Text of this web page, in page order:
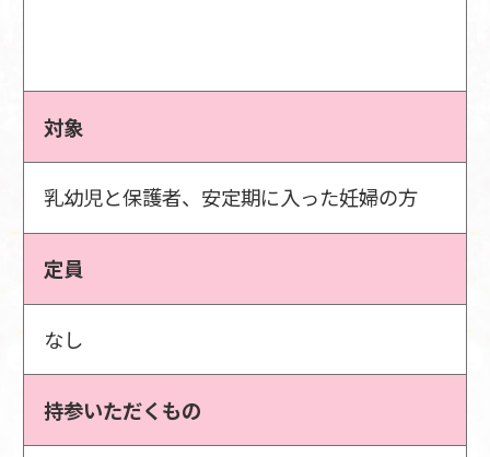
対象
乳幼児と保護者、安定期に入った妊婦の方
定員
なし
持参いただくもの